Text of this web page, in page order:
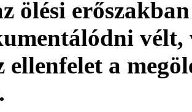
ölési
vélt,
ellenfelet a